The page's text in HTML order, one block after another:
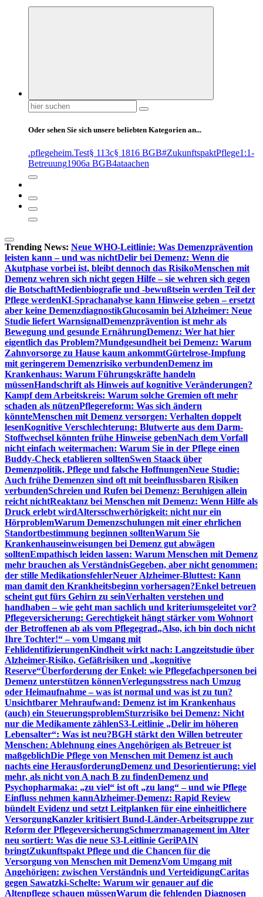
Suchen
nach:
Oder sehen Sie sich unsere beliebten Kategorien an...
.pflegeheim.Test§ 113c§ 1816 BGB#ZukunftspaktPflege1:1-
Betreuung1906a BGB4ataachen
Trending News: Neue WHO-Leitlinie: Was Demenzprävention
leisten kann – und was nichtDelir bei Demenz: Wenn die
Akutphase vorbei ist, bleibt dennoch das RisikoMenschen mit
Demenz wehren sich nicht gegen Hilfe – sie wehren sich gegen
die BotschaftMedienbiografie und -bewußtsein werden Teil der
Pflege werdenKI-Sprachanalyse kann Hinweise geben – ersetzt
aber keine DemenzdiagnostikGlucosamin bei Alzheimer: Neue
Studie liefert WarnsignalDemenzprävention ist mehr als
Bewegung und gesunde ErnährungDemenz: Wer hat hier
eigentlich das Problem?Mundgesundheit bei Demenz: Warum
Zahnvorsorge zu Hause kaum ankommtGürtelrose-Impfung
mit geringerem Demenzrisiko verbundenDemenz im
Krankenhaus: Warum Führungskräfte handeln
müssenHandschrift als Hinweis auf kognitive Veränderungen?
Kampf dem Arbeitskreis: Warum solche Gremien oft mehr
schaden als nützenPflegereform: Was sich ändern
könnteMenschen mit Demenz versorgen: Verhalten doppelt
lesenKognitive Verschlechterung: Blutwerte aus dem Darm-
Stoffwechsel könnten frühe Hinweise gebenNach dem Vorfall
nicht einfach weitermachen: Warum Sie in der Pflege einen
Buddy-Check etablieren solltenSwen Staack über
Demenzpolitik, Pflege und falsche HoffnungenNeue Studie:
Auch frühe Demenzen sind oft mit beeinflussbaren Risiken
verbundenSchreien und Rufen bei Demenz: Beruhigen allein
reicht nichtReaktanz bei Menschen mit Demenz: Wenn Hilfe als
Druck erlebt wirdAltersschwerhörigkeit: nicht nur ein
HörproblemWarum Demenzschulungen mit einer ehrlichen
Standortbestimmung beginnen solltenWarum Sie
Krankenhauseinweisungen bei Demenz gut abwägen
solltenEmpathisch leiden lassen: Warum Menschen mit Demenz
mehr brauchen als VerständnisGegeben, aber nicht genommen:
der stille MedikationsfehlerNeuer Alzheimer-Bluttest: Kann
man damit den Krankheitsbeginn vorhersagen?Enkel betreuen
scheint gut fürs Gehirn zu seinVerhalten verstehen und
handhaben – wie geht man sachlich und kriteriumsgeleitet vor?
Pflegeversicherung: Gerechtigkeit hängt stärker vom Wohnort
der Betroffenen ab als vom Pflegegrad„Also, ich bin doch nicht
Ihre Tochter!“ – vom Umgang mit
FehlidentifizierungenKindheit wirkt nach: Langzeitstudie über
Alzheimer-Risiko, Gefäßrisiken und „kognitive
Reserve“Überforderung der Enkel: wie Pflegefachpersonen bei
Demenz unterstützen könnenVerlegungsstress nach Umzug
oder Heimaufnahme – was ist normal und was ist zu tun?
Unsichtbarer Mehraufwand: Demenz ist im Krankenhaus
(auch) ein SteuerungsproblemSturzrisiko bei Demenz: Nicht
nur die Medikamente zählenS3-Leitlinie „Delir im höheren
Lebensalter“: Was ist neu?BGH stärkt den Willen betreuter
Menschen: Ablehnung eines Angehörigen als Betreuer ist
maßgeblichDie Pflege von Menschen mit Demenz ist auch
nachts eine HerausforderungDemenz und Desorientierung: viel
mehr, als nicht von A nach B zu findenDemenz und
Psychopharmaka: „zu viel“ ist oft „zu lang“ – und wie Pflege
Einfluss nehmen kannAlzheimer-Demenz: Rapid Review
bündelt Evidenz und setzt Leitplanken für eine einheitlichere
VersorgungKanzler kritisiert Bund-Länder-Arbeitsgruppe zur
Reform der PflegeversicherungSchmerzmanagement im Alter
neu sortiert: Was die neue S3-Leitlinie GeriPAIN
bringtZukunftspakt Pflege und die Chancen für die
Versorgung von Menschen mit DemenzVom Umgang mit
Angehörigen: zwischen Verständnis und VerteidigungCaritas
gegen Sawatzki-Schelte: Warum wir genauer auf die
Altenpflege schauen müssenWarum die fehlenden Diagnosen